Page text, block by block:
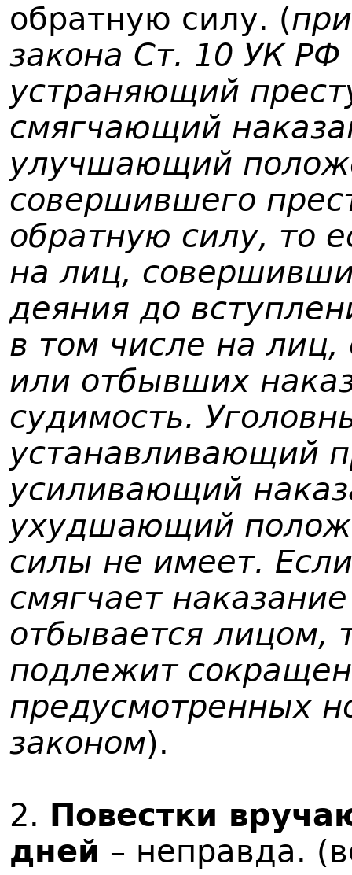
обратную силу. (
закона Ст. 10 УК РФ
устраняющий
смягчающий
улучшающий
совершившего
обратную силу, то
на лиц,
деяния до
в том числе на
или отбывших
судимость.
устанавливающий
усиливающий
ухудшающий
силы не имеет.
смягчает
отбывается лицом,
подлежит
предусмотренных
законом).
2. Повестки
дней – неправда.